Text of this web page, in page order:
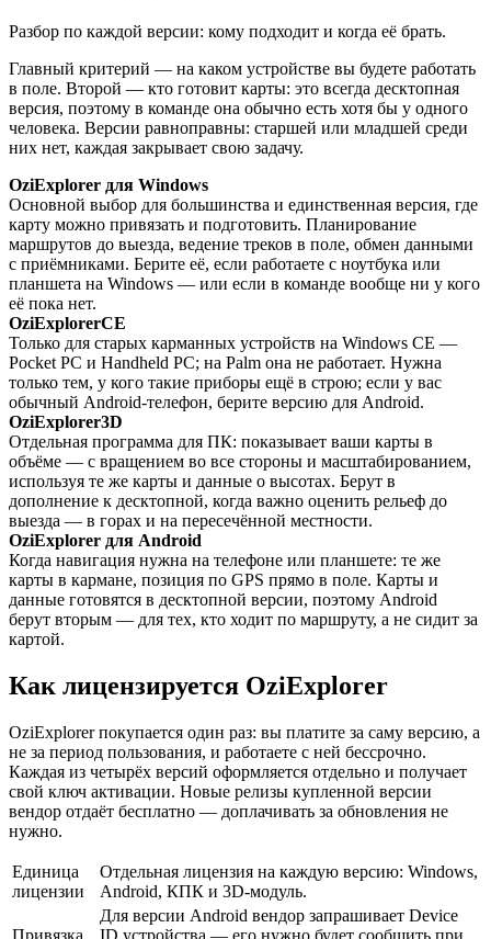
Разбор по каждой версии: кому подходит и когда её брать.
Главный критерий — на каком устройстве вы будете работать
в поле. Второй — кто готовит карты: это всегда десктопная
версия, поэтому в команде она обычно есть хотя бы у одного
человека. Версии равноправны: старшей или младшей среди
них нет, каждая закрывает свою задачу.
OziExplorer для Windows
Основной выбор для большинства и единственная версия, где
карту можно привязать и подготовить. Планирование
маршрутов до выезда, ведение треков в поле, обмен данными
с приёмниками. Берите её, если работаете с ноутбука или
планшета на Windows — или если в команде вообще ни у кого
её пока нет.
OziExplorerCE
Только для старых карманных устройств на Windows CE —
Pocket PC и Handheld PC; на Palm она не работает. Нужна
только тем, у кого такие приборы ещё в строю; если у вас
обычный Android-телефон, берите версию для Android.
OziExplorer3D
Отдельная программа для ПК: показывает ваши карты в
объёме — с вращением во все стороны и масштабированием,
используя те же карты и данные о высотах. Берут в
дополнение к десктопной, когда важно оценить рельеф до
выезда — в горах и на пересечённой местности.
OziExplorer для Android
Когда навигация нужна на телефоне или планшете: те же
карты в кармане, позиция по GPS прямо в поле. Карты и
данные готовятся в десктопной версии, поэтому Android
берут вторым — для тех, кто ходит по маршруту, а не сидит за
картой.
Как лицензируется OziExplorer
OziExplorer покупается один раз: вы платите за саму версию, а
не за период пользования, и работаете с ней бессрочно.
Каждая из четырёх версий оформляется отдельно и получает
свой ключ активации. Новые релизы купленной версии
вендор отдаёт бесплатно — доплачивать за обновления не
нужно.
Единица
лицензии
Отдельная лицензия на каждую версию: Windows,
Android, КПК и 3D-модуль.
Привязка
Для версии Android вендор запрашивает Device
ID устройства — его нужно будет сообщить при